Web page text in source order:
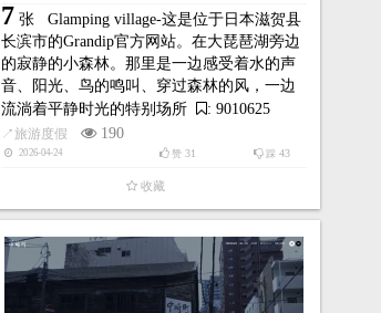
7 张 Glamping village-这是位于日本滋贺县
长滨市的Grandip官方网站。在大琵琶湖旁边
的寂静的小森林。那里是一边感受着水的声
音、阳光、鸟的鸣叫、穿过森林的风，一边
流淌着平静时光的特别场所
: 9010625
↗旅游度假 190
2026-04-24 踩 43
赞31
收藏